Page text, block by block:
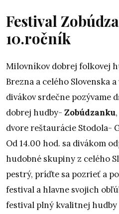
Festival
10.ročník
Milovníkov dobrej folkovej
Brezna a celého Slovenska
divákov srdečne pozývame
dobrej hudby- Zobúdzanku
dvore reštaurácie Stodola-
Od 14.00 hod. sa divákom
hudobné skupiny z celého
pestrý, príďte sa pozrieť a
festival a hlavne svojich
festival plný kvalitnej hudby